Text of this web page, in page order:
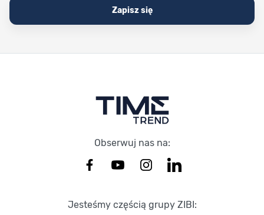
Zapisz się
Obserwuj nas na:
Jesteśmy częścią grupy ZIBI: